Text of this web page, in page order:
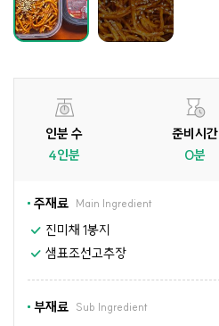
인분 수
4인분
준비시간
0분
주재료 Main Ingredient
진미채 1봉지
샘표조선고추장
부재료 Sub Ingredient